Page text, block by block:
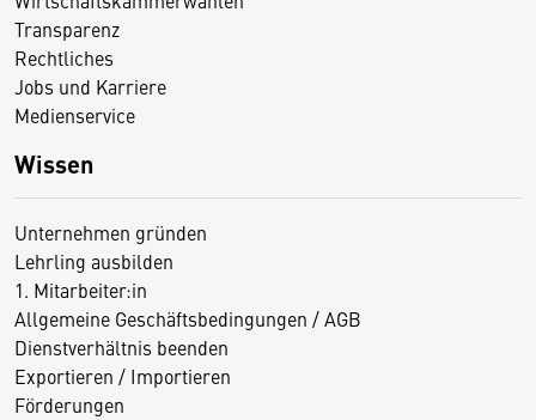
Transparenz
Rechtliches
Jobs und Karriere
Medienservice
Wissen
Unternehmen gründen
Lehrling ausbilden
1. Mitarbeiter:in
Allgemeine Geschäftsbedingungen / AGB
Dienstverhältnis beenden
Exportieren / Importieren
Förderungen